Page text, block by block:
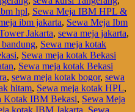
hpl, Sewa Meja IBM HPL &
ibm jakarta, Sewa Meja Ibm
Jakarta, sewa meja jakarta,
, Sewa meja kotak
, Sewa meja kotak Bekasi
, Sewa meja kotak Bekasi
, sewa meja kotak bogor, sewa
hitam, Sewa meja kotak HPL,
Kotak IBM Bekasi, Sewa Meja